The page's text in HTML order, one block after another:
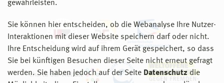
gewährleisten.
Sie können hier entscheiden, ob die Webanalyse Ihre Nutzer-
Interaktionen mit dieser Website speichern darf oder nicht.
Ihre Entscheidung wird auf ihrem Gerät gespeichert, so dass
Sie bei künftigen Besuchen dieser Seite nicht erneut gefragt
werden. Sie haben jedoch auf der Seite Datenschutz die